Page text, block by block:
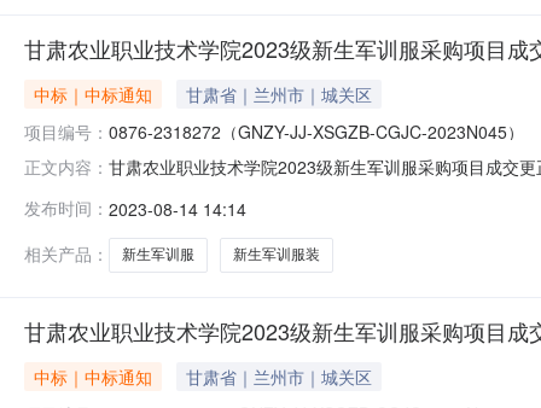
甘肃农业职业技术学院2023级新生军训服采购项目成
中标｜中标通知
甘肃省｜兰州市｜城关区
项目编号： 0876-2318272（GNZY-JJ-XSGZB-CGJC-2023N045）
正文内容： 甘肃农业职业技术学院2023级新生军训服采购项目成交
成交结果内容：采购2023级新生军训服装一批。3、服
发布时间： 2023-08-14 14:14
相关产品：
新生军训服 新生军训服装
甘肃农业职业技术学院2023级新生军训服采购项目成
中标｜中标通知
甘肃省｜兰州市｜城关区